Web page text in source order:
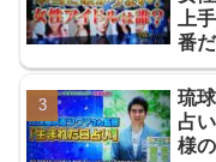
上
番
琉
占
様